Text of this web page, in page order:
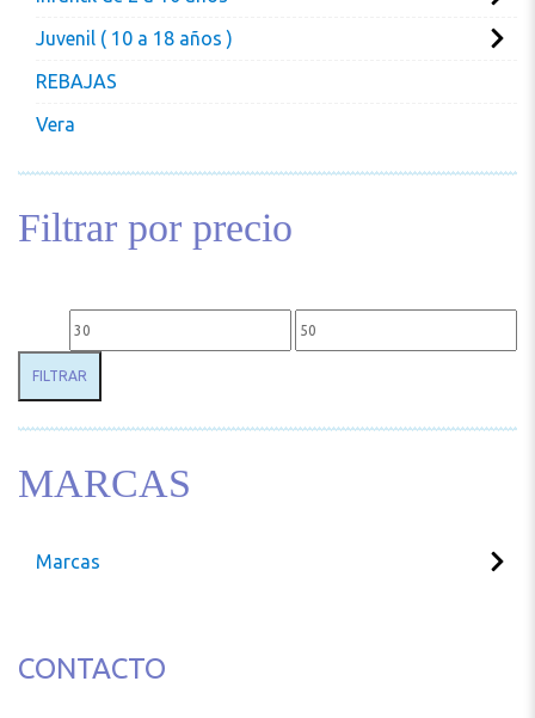
Juvenil ( 10 a 18 años )
REBAJAS
Vera
Filtrar por precio
Precio mínimo Precio máximo
FILTRAR
MARCAS
Marcas
CONTACTO